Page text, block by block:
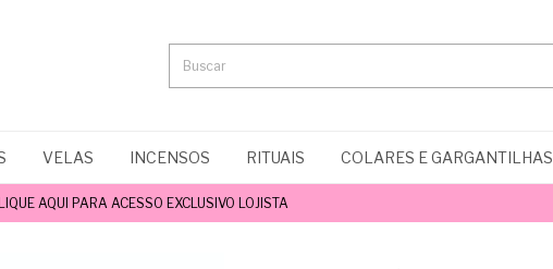
VELAS INCENSOS RITUAIS COLARES E GARGANTILHAS
AQUI PARA ACESSO EXCLUSIVO LOJISTA